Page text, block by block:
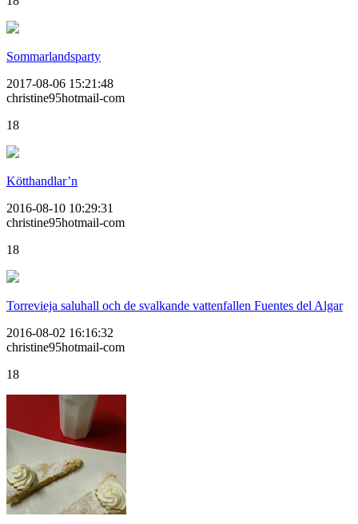
Sommarlandsparty
2017-08-06 15:21:48
christine95hotmail-com
18
Kötthandlar’n
2016-08-10 10:29:31
christine95hotmail-com
18
Torrevieja saluhall och de svalkande vattenfallen Fuentes del Algar
2016-08-02 16:16:32
christine95hotmail-com
18